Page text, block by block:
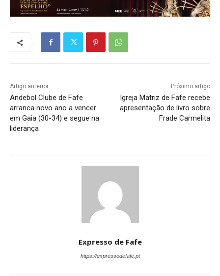
Artigo anterior
Andebol Clube de Fafe
arranca novo ano a vencer
em Gaia (30-34) e segue na
liderança
Próximo artigo
Igreja Matriz de Fafe recebe
apresentação de livro sobre
Frade Carmelita
Expresso de Fafe
https://expressodefafe.pt